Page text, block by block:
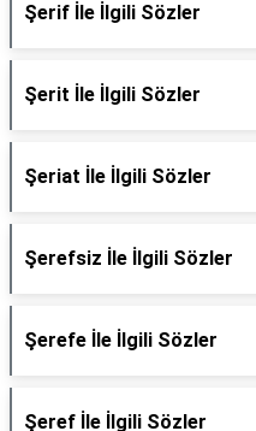
Şerif İle İlgili Sözler
Şerit İle İlgili Sözler
Şeriat İle İlgili Sözler
Şerefsiz İle İlgili Sözler
Şerefe İle İlgili Sözler
Şeref İle İlgili Sözler